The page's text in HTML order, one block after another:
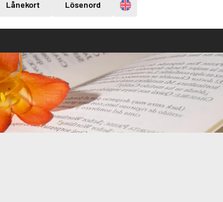
Lånekort Lösenord Engelska